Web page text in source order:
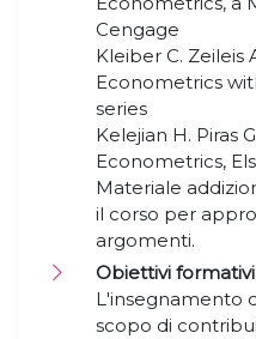
Cengage
Kleiber C. Zeileis
Econometrics
series
Kelejian H. Piras
Econometrics,
Materiale
il corso per
argomenti.
Obiettivi
L'insegnamento
scopo di